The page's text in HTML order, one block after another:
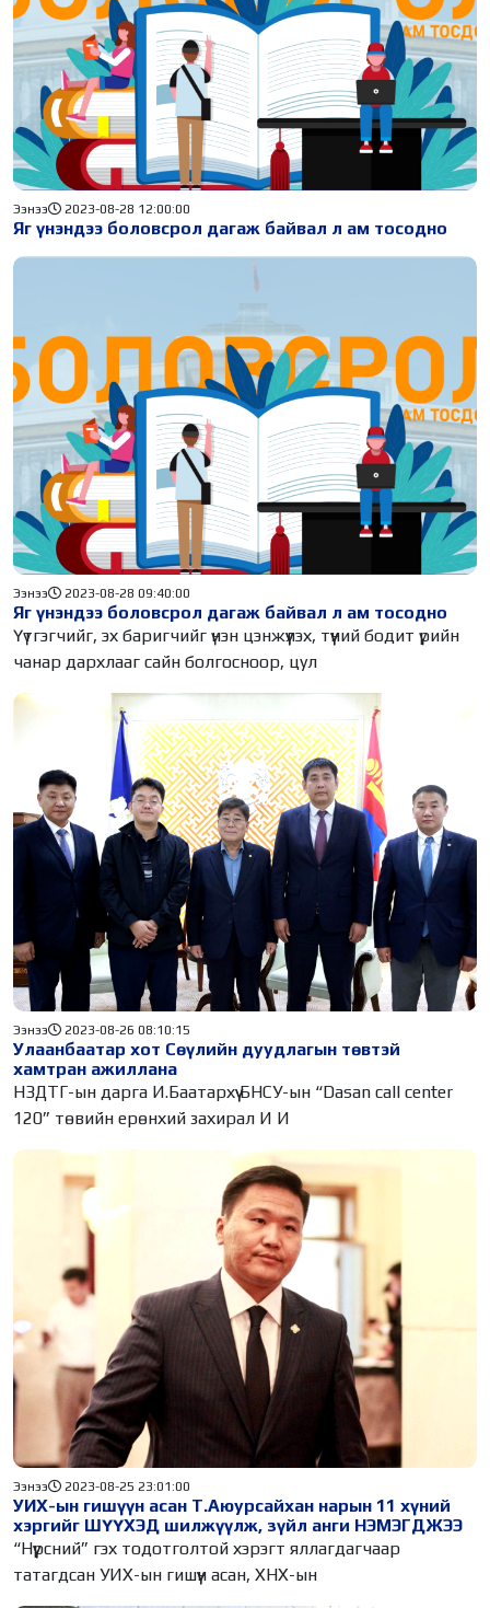
Яг үнэндээ боловсрол дагаж байвал л ам тосодно
Ээнээ 2023-08-28 12:00:00
Яг үнэндээ боловсрол дагаж байвал л ам тосодно
Ээнээ 2023-08-28 09:40:00
Үүтгэгчийг, эх баригчийг үнэн цэнжүүлэх, түүний бодит үрийн
чанар дархлааг сайн болгосноор, цул
Улаанбаатар хот Сөүлийн дуудлагын төвтэй
хамтран ажиллана
Ээнээ 2023-08-26 08:10:15
НЗДТГ-ын дарга И.Баатархүү БНСУ-ын “Dasan call center
120” төвийн ерөнхий захирал И И
УИХ-ын гишүүн асан Т.Аюурсайхан нарын 11 хүний
хэргийг ШҮҮХЭД шилжүүлж, зүйл анги НЭМЭГДЖЭЭ
Ээнээ 2023-08-25 23:01:00
“Нүүрсний” гэх тодотголтой хэрэгт яллагдагчаар
татагдсан УИХ-ын гишүүн асан, ХНХ-ын